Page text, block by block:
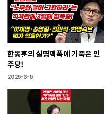
한동훈의 실명팩폭에 기죽은 민
주당!
2026-8-6